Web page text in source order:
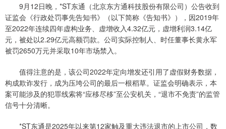
9月12日晚，*ST东通（北京东方通科技股份有限公司）公告收到
证监会《行政处罚事先告知书》（以下简称《告知书》），因2019年
至2022年连续四年虚构业务、虚增收入4.32亿元，虚增利润3.14亿
元，被处以2.29亿元高额罚款。公司实际控制人、时任董事长黄永军
被罚2650万元并采取10年市场禁入。
值得注意的是，该公司2022年定向增发还引用了虚假财务数据，
构成欺诈发行，成为压垮公司的最后一根稻草。证监会明确表示，本
案可能涉及的犯罪线索将“应移尽移”至公安机关，“退市不免责”的监管
信号十分清晰。
*ST东通是2025年以来第12家触及重大违法退市的上市公司，数